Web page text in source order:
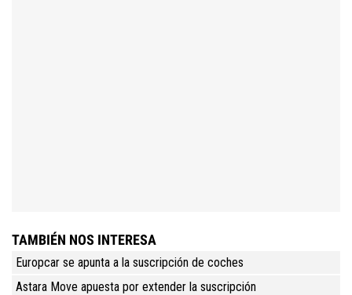
TAMBIÉN NOS INTERESA
Europcar se apunta a la suscripción de coches
Astara Move apuesta por extender la suscripción